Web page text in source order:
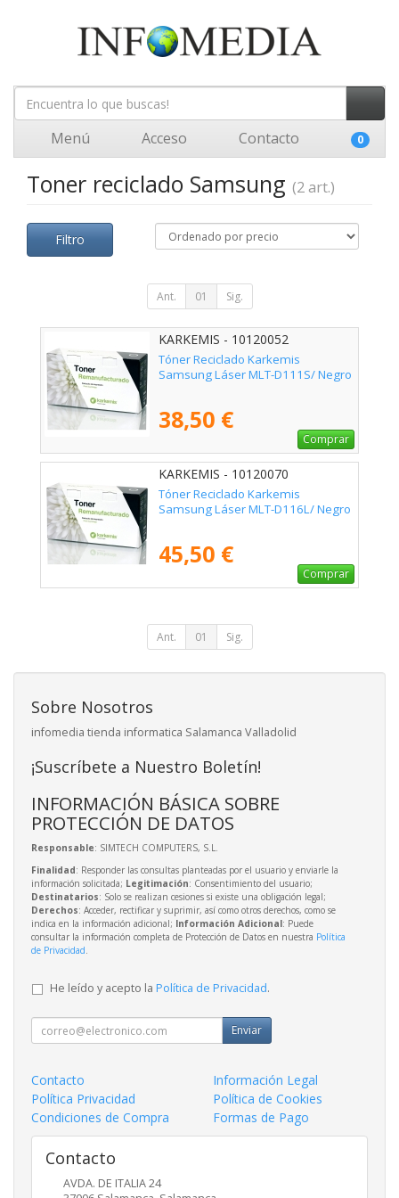
Menú Acceso Contacto 0
Toner reciclado Samsung (2 art.)
Filtro
Ant. 01 Sig.
KARKEMIS - 10120052
Tóner Reciclado Karkemis
Samsung Láser MLT-D111S/ Negro
38,50 €
Comprar
KARKEMIS - 10120070
Tóner Reciclado Karkemis
Samsung Láser MLT-D116L/ Negro
45,50 €
Comprar
Ant. 01 Sig.
Sobre Nosotros
infomedia tienda informatica Salamanca Valladolid
¡Suscríbete a Nuestro Boletín!
INFORMACIÓN BÁSICA SOBRE
PROTECCIÓN DE DATOS
Responsable: SIMTECH COMPUTERS, S.L.
Finalidad: Responder las consultas planteadas por el usuario y enviarle la
información solicitada; Legitimación: Consentimiento del usuario;
Destinatarios: Solo se realizan cesiones si existe una obligación legal;
Derechos: Acceder, rectificar y suprimir, así como otros derechos, como se
indica en la información adicional; Información Adicional: Puede
consultar la información completa de Protección de Datos en nuestra Política
de Privacidad.
He leído y acepto la Política de Privacidad.
Enviar
Contacto
Información Legal
Política Privacidad
Política de Cookies
Condiciones de Compra
Formas de Pago
Contacto
AVDA. DE ITALIA 24